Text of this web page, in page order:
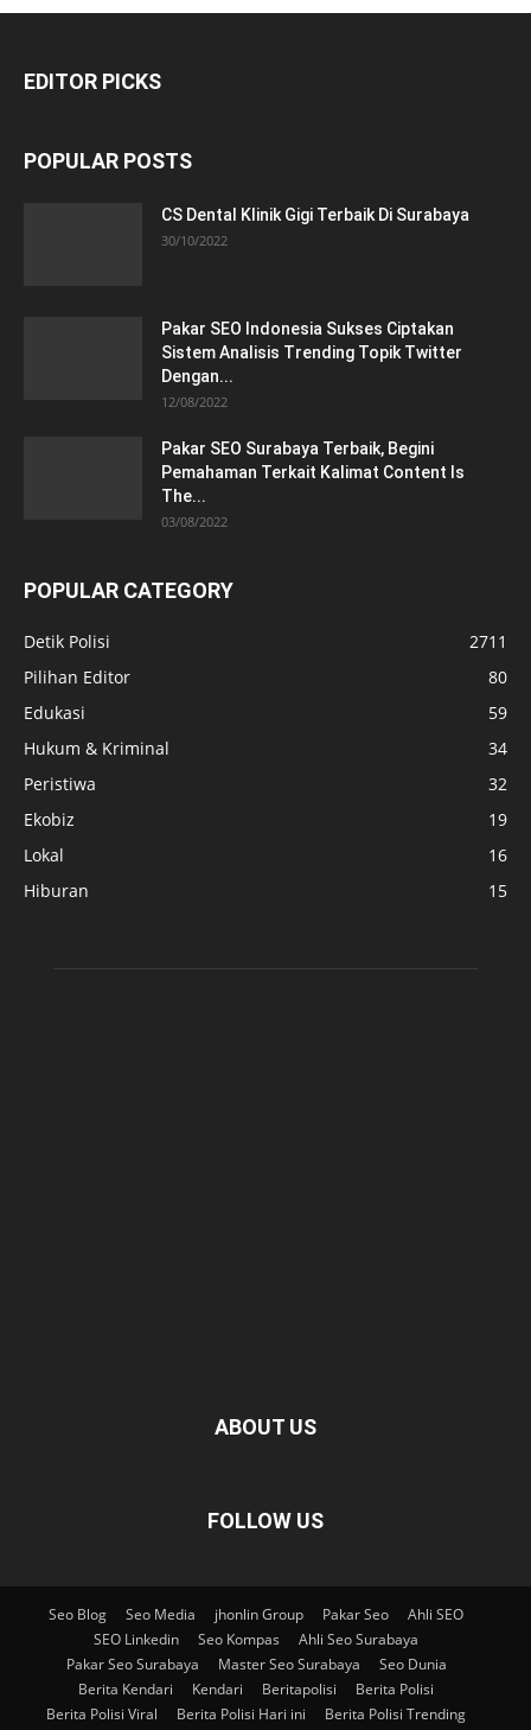
EDITOR PICKS
POPULAR POSTS
CS Dental Klinik Gigi Terbaik Di Surabaya
30/10/2022
Pakar SEO Indonesia Sukses Ciptakan
Sistem Analisis Trending Topik Twitter
Dengan...
12/08/2022
Pakar SEO Surabaya Terbaik, Begini
Pemahaman Terkait Kalimat Content Is
The...
03/08/2022
POPULAR CATEGORY
Detik Polisi
2711
Pilihan Editor
80
Edukasi
59
Hukum & Kriminal
34
Peristiwa
32
Ekobiz
19
Lokal
16
Hiburan
15
ABOUT US
FOLLOW US
Seo Blog Seo Media jhonlin Group Pakar Seo
Ahli SEO
SEO Linkedin
Seo Kompas
Ahli Seo Surabaya
Pakar Seo Surabaya
Master Seo Surabaya
Seo Dunia
Berita Kendari
Kendari Beritapolisi
Berita Polisi
Berita Polisi Viral
Berita Polisi Hari ini
Berita Polisi Trending